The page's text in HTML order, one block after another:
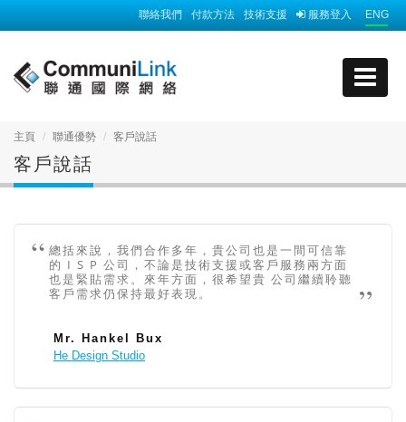
ENG
服務登入
技術支援
付款方法
聯絡我們
主頁 聯通優勢 客戶說話
客戶說話
總括來說，我們合作多年，貴公司也是一間可信靠
的 I S P 公司，不論是技術支援或客戶服務兩方面
也是緊貼需求。來年方面，很希望貴 公司繼續聆聽
客戶需求仍保持最好表現。
Mr. Hankel Bux
He Design Studio